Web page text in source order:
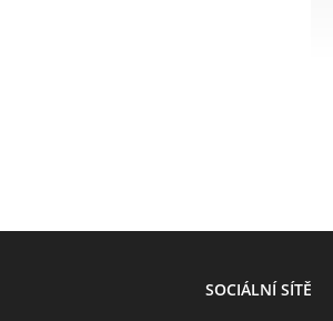
SOCIÁLNÍ SÍTĚ